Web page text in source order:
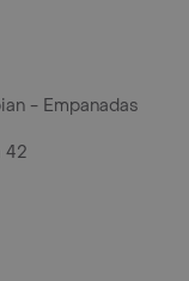
- Empanadas
42